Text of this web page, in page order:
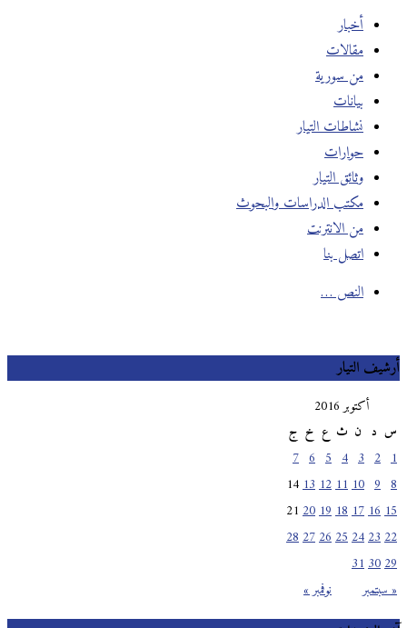
أخبار
مقالات
من سورية
بيانات
نشاطات التيار
حوارات
وثائق التيار
مكتب الدراسات والبحوث
من الانترنت
اتصل بنا
النص …
أرشيف التيار
أكتوبر 2016
س
ث خ ج
« سبتمبر نوفمبر »
10
11
12
13
14
15
16
17
18
19
20
21
22
23
24
25
26
27
28
29
30
31